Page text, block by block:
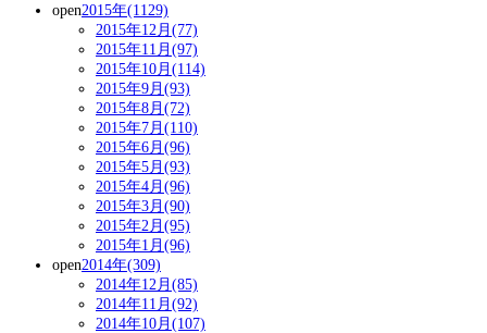
open2015年(1129)
2015年12月(77)
2015年11月(97)
2015年10月(114)
2015年9月(93)
2015年8月(72)
2015年7月(110)
2015年6月(96)
2015年5月(93)
2015年4月(96)
2015年3月(90)
2015年2月(95)
2015年1月(96)
open2014年(309)
2014年12月(85)
2014年11月(92)
2014年10月(107)